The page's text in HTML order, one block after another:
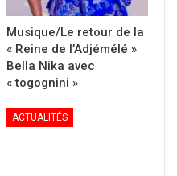
Musique/Le retour de la
« Reine de l’Adjémélé »
Bella Nika avec
« togognini »
ACTUALITÉS